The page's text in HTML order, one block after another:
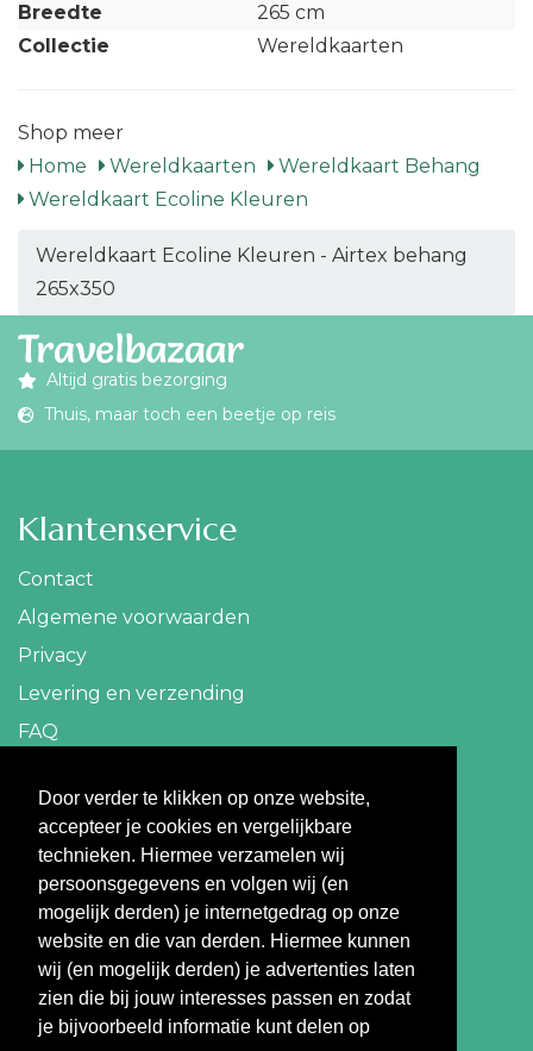
Door verder te klikken op onze website,
accepteer je cookies en vergelijkbare
technieken. Hiermee verzamelen wij
persoonsgegevens en volgen wij (en
mogelijk derden) je internetgedrag op onze
website en die van derden. Hiermee kunnen
wij (en mogelijk derden) je advertenties laten
zien die bij jouw interesses passen en zodat
je bijvoorbeeld informatie kunt delen op
Breedte
265 cm
Collectie
Wereldkaarten
Shop meer
Home
Wereldkaarten
Wereldkaart Behang
Wereldkaart Ecoline Kleuren
Wereldkaart Ecoline Kleuren - Airtex behang
265x350
Altijd gratis bezorging
Thuis, maar toch een beetje op reis
Klantenservice
Contact
Algemene voorwaarden
Privacy
Levering en verzending
FAQ
Contact
info@travelbazaar.nl
Betaal veilig